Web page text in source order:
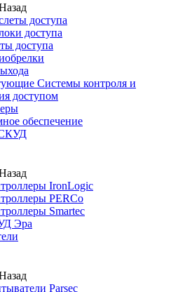
доступа
доступа
доступа
Системы контроля и
доступом
обеспечение
IronLogic
PERCo
Smartec
Эра
Parsec